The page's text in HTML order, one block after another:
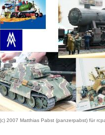
(c) 2007 Matthias Pabst (panzerpabst) für